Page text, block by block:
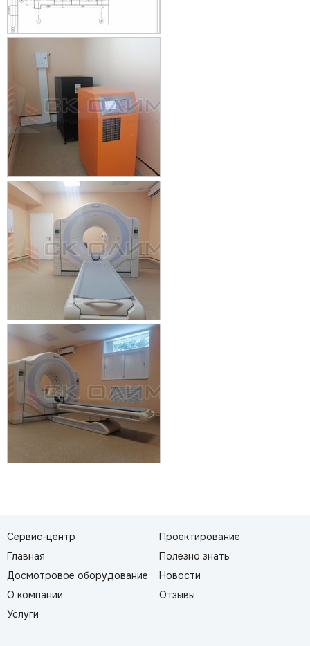
Сервис-центр
Главная
Досмотровое оборудование
О компании
Услуги
Проектирование
Полезно знать
Новости
Отзывы